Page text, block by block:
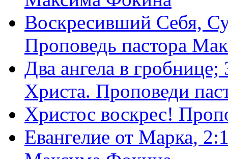
Воскресивший Себя,
Проповедь пастора
Два ангела в
Христа. Проповеди
Христос воскрес!
Евангелие от Марка,